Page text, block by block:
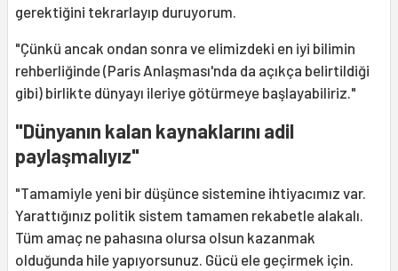
gerektiğini tekrarlayıp duruyorum.
"Çünkü ancak ondan sonra ve elimizdeki en iyi bilimin
rehberliğinde (Paris Anlaşması'nda da açıkça belirtildiği
gibi) birlikte dünyayı ileriye götürmeye başlayabiliriz."
"Dünyanın kalan kaynaklarını adil
paylaşmalıyız"
"Tamamiyle yeni bir düşünce sistemine ihtiyacımız var.
Yarattığınız politik sistem tamamen rekabetle alakalı.
Tüm amaç ne pahasına olursa olsun kazanmak
olduğunda hile yapıyorsunuz. Gücü ele geçirmek için.